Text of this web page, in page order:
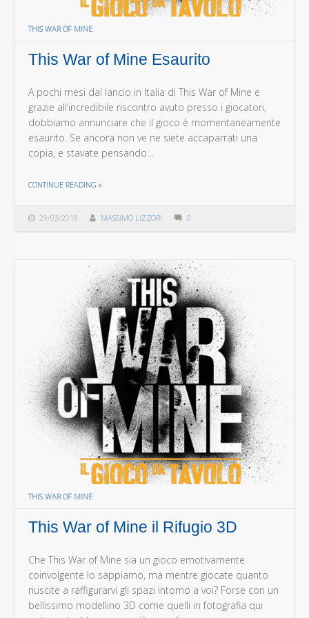
THIS WAR OF MINE
This War of Mine Esaurito
29/03/2018 MASSIMO LIZZORI 0
A pochi mesi dal lancio in Italia di This War of Mine e
grazie all’incredibile riscontro avuto presso i giocatori,
dobbiamo annunciare che il gioco è momentaneamente
esaurito. Se ancora non ve ne siete accaparrati una
copia, e stavate pensando…
CONTINUE READING »
THIS WAR OF MINE
This War of Mine il Rifugio 3D
Che This War of Mine sia un gioco emotivamente
coinvolgente lo sappiamo, ma mentre giocate quanto
riuscite a raffigurarvi gli spazi intorno a voi? Forse con un
bellissimo modellino 3D come quelli in fotografia qui